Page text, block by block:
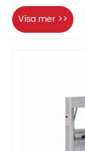
Visa mer >>